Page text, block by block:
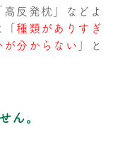
反発枕」などよ
「種類がありすぎ
分からない 」と
ん。